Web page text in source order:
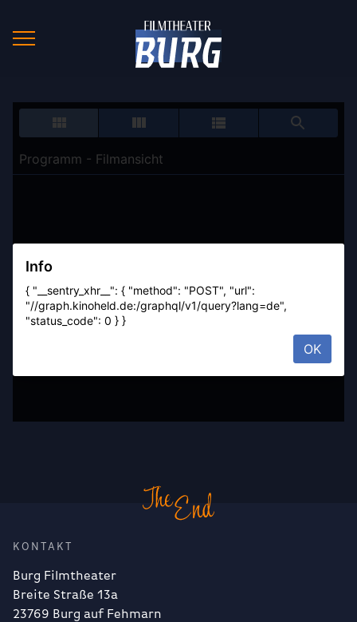
KONTAKT
Burg Filmtheater
Breite Straße 13a
23769 Burg auf Fehmarn